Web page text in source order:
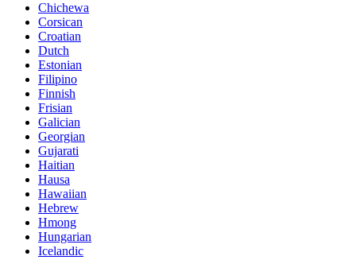
Chichewa
Corsican
Croatian
Dutch
Estonian
Filipino
Finnish
Frisian
Galician
Georgian
Gujarati
Haitian
Hausa
Hawaiian
Hebrew
Hmong
Hungarian
Icelandic